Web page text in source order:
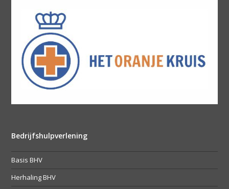
Bedrijfshulpverlening
Basis BHV
Herhaling BHV